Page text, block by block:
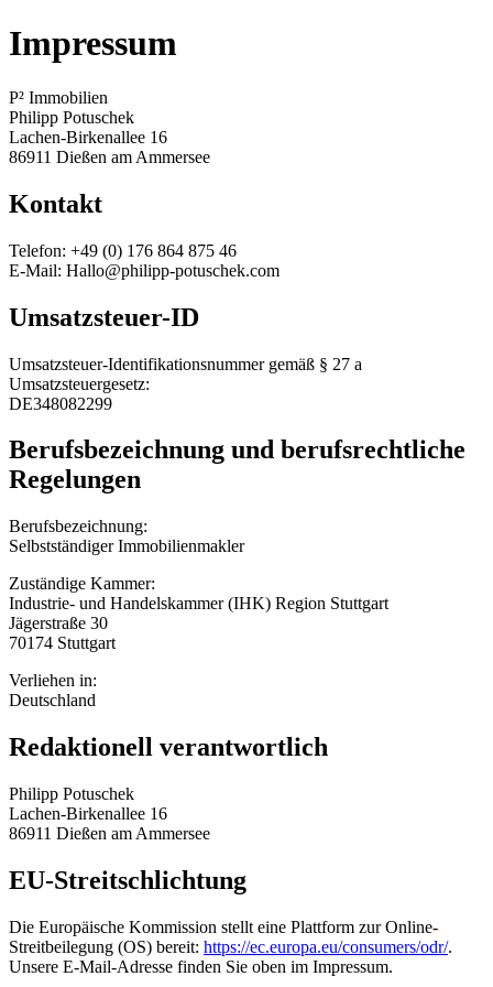
Impressum
P² Immobilien
Philipp Potuschek
Lachen-Birkenallee 16
86911 Dießen am Ammersee
Kontakt
Telefon: +49 (0) 176 864 875 46
E-Mail: Hallo@philipp-potuschek.com
Umsatzsteuer-ID
Umsatzsteuer-Identifikationsnummer gemäß § 27 a
Umsatzsteuergesetz:
DE348082299
Berufsbezeichnung und berufsrechtliche
Regelungen
Berufsbezeichnung:
Selbstständiger Immobilienmakler
Zuständige Kammer:
Industrie- und Handelskammer (IHK) Region Stuttgart
Jägerstraße 30
70174 Stuttgart
Verliehen in:
Deutschland
Redaktionell verantwortlich
Philipp Potuschek
Lachen-Birkenallee 16
86911 Dießen am Ammersee
EU-Streitschlichtung
Die Europäische Kommission stellt eine Plattform zur Online-
Streitbeilegung (OS) bereit: https://ec.europa.eu/consumers/odr/.
Unsere E-Mail-Adresse finden Sie oben im Impressum.